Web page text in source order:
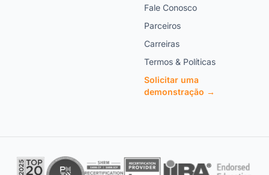
Fale Conosco
Parceiros
Carreiras
Termos & Políticas
Solicitar uma
demonstração →